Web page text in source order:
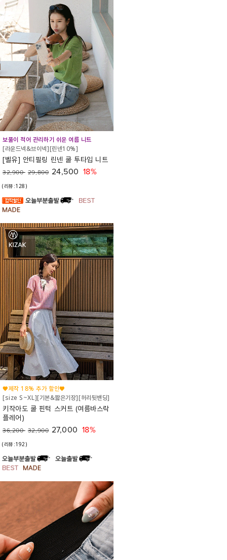
보풀이 적어 관리하기 쉬운 여름 니트
[라운드넥&브이넥][린넨10%]
[벨유] 안티필링 린넨 쿨 투타입 니트
32,900 29,800 24,500 18%
(리뷰:128)
♥제작 18% 추가 할인♥
[size S~XL][기본&짧은기장][허리뒷밴딩]
키작아도 쿨 핀턱 스커트 (여름바스락
플레어)
36,200 32,900 27,000 18%
(리뷰:192)